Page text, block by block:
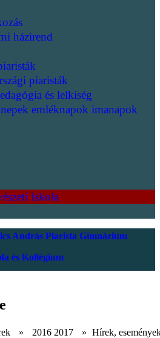
házirend
piaristák
és lelkiség
emléknapok imanapok
Iskola
András Piarista Gimnázium
és Kollégium
» 2016 2017 » Hírek,